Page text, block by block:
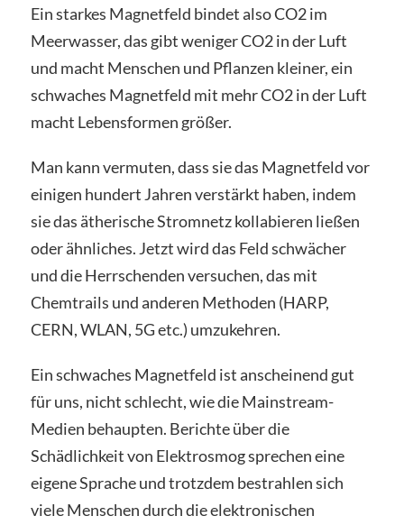
Ein starkes Magnetfeld bindet also CO2 im
Meerwasser, das gibt weniger CO2 in der Luft
und macht Menschen und Pflanzen kleiner, ein
schwaches Magnetfeld mit mehr CO2 in der Luft
macht Lebensformen größer.
Man kann vermuten, dass sie das Magnetfeld vor
einigen hundert Jahren verstärkt haben, indem
sie das ätherische Stromnetz kollabieren ließen
oder ähnliches. Jetzt wird das Feld schwächer
und die Herrschenden versuchen, das mit
Chemtrails und anderen Methoden (HARP,
CERN, WLAN, 5G etc.) umzukehren.
Ein schwaches Magnetfeld ist anscheinend gut
für uns, nicht schlecht, wie die Mainstream-
Medien behaupten. Berichte über die
Schädlichkeit von Elektrosmog sprechen eine
eigene Sprache und trotzdem bestrahlen sich
viele Menschen durch die elektronischen